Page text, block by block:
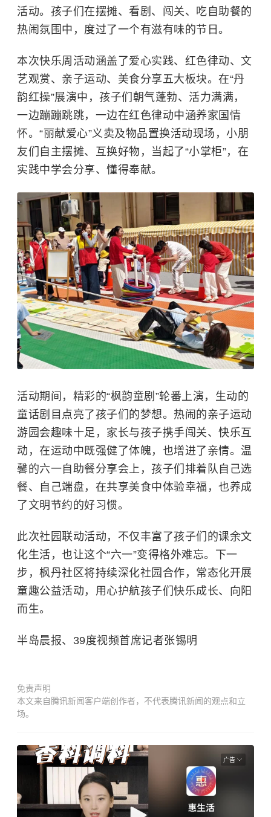
活动。孩子们在摆摊、看剧、闯关、吃自助餐的
热闹氛围中，度过了一个有滋有味的节日。
本次快乐周活动涵盖了爱心实践、红色律动、文
艺观赏、亲子运动、美食分享五大板块。在“丹
韵红操”展演中，孩子们朝气蓬勃、活力满满，
一边蹦蹦跳跳，一边在红色律动中涵养家国情
怀。“丽献爱心”义卖及物品置换活动现场，小朋
友们自主摆摊、互换好物，当起了“小掌柜”，在
实践中学会分享、懂得奉献。
活动期间，精彩的“枫韵童剧”轮番上演，生动的
童话剧目点亮了孩子们的梦想。热闹的亲子运动
游园会趣味十足，家长与孩子携手闯关、快乐互
动，在运动中既强健了体魄，也增进了亲情。温
馨的六一自助餐分享会上，孩子们排着队自己选
餐、自己端盘，在共享美食中体验幸福，也养成
了文明节约的好习惯。
此次社园联动活动，不仅丰富了孩子们的课余文
化生活，也让这个“六一”变得格外难忘。下一
步，枫丹社区将持续深化社园合作，常态化开展
童趣公益活动，用心护航孩子们快乐成长、向阳
而生。
半岛晨报、39度视频首席记者张锡明
免责声明
本文来自腾讯新闻客户端创作者，不代表腾讯新闻的观点和立
场。
广告